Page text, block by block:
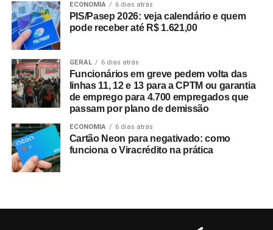
ECONOMIA 6 dias atrás
PIS/Pasep 2026: veja calendário e quem
pode receber até R$ 1.621,00
GERAL 6 dias atrás
Funcionários em greve pedem volta das
linhas 11, 12 e 13 para a CPTM ou garantia
de emprego para 4.700 empregados que
passam por plano de demissão
ECONOMIA 6 dias atrás
Cartão Neon para negativado: como
funciona o Viracrédito na prática